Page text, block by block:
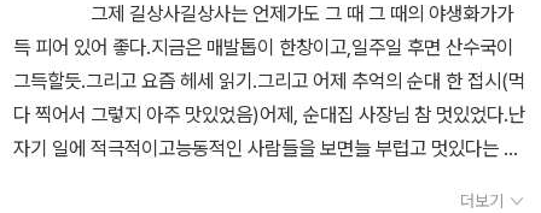
그제 길상사길상사는 언제가도 그 때 그 때의 야생화가가
득 피어 있어 좋다.지금은 매발톱이 한창이고,일주일 후면 산수국이
그득할듯.그리고 요즘 헤세 읽기.그리고 어제 추억의 순대 한 접시(먹
다 찍어서 그렇지 아주 맛있었음)어제, 순대집 사장님 참 멋있었다.난
자기 일에 적극적이고능동적인 사람들을 보면늘 부럽고 멋있다는 생
더보기